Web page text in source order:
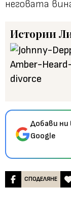
неговата
Истории
Добави
Google
СПОДЕЛЯНЕ